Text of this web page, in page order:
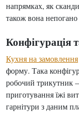
напрямках, як
також вона
Конфігурація
Кухня на замовлення
форму. Така
робочий трикутник
приготування їжі
гарнітури з даним